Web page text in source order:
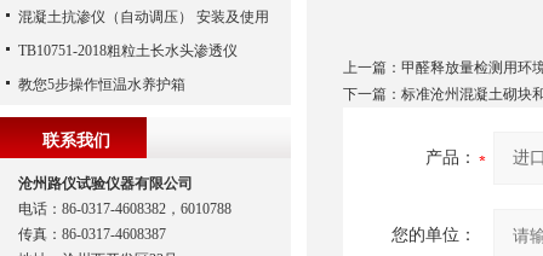
上一篇： 甲醛释放量检测用环
下一篇： 标准沧州混凝土砌块
产品：
您的单位：
混凝土抗渗仪（自动调压） 安装及使用
TB10751-2018粗粒土长水头渗透仪
教您5步操作恒温水养护箱
联系我们
沧州路仪试验仪器有限公司
电话：86-0317-4608382，6010788
传真：86-0317-4608387